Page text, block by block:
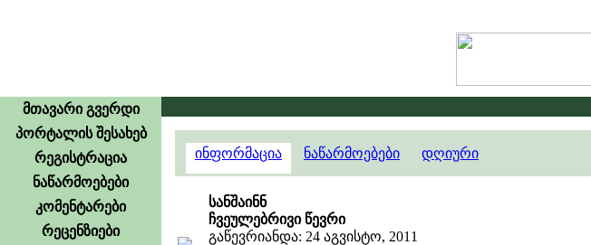
მთავარი გვერდი
პორტალის შესახებ
რეგისტრაცია
ნაწარმოებები
კომენტარები
რეცენზიები
ინფორმაცია ნაწარმოებები დღიური
სანშაინნ
ჩვეულებრივი წევრი
გაწევრიანდა: 24 აგვისტო, 2011